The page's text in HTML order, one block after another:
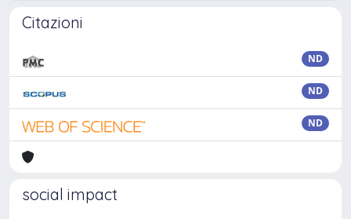
Citazioni
ND
ND
ND
social impact